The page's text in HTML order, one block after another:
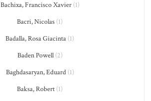
Bachixa, Francisco Xavier(1)
Bacri, Nicolas (1)
Badalla, Rosa Giacinta (1)
Baden Powell(2)
Baghdasaryan, Eduard(1)
Baksa, Robert (1)